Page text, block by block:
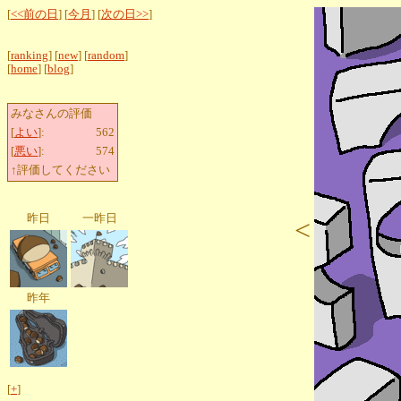
[<<前の日 ] [今月 ] [次の日>>]
[ranking] [new] [random]
[home] [blog]
みなさんの評価
[よい]:
562
[悪い]:
574
↑評価してください
昨日 一昨日
昨年
[+]
<